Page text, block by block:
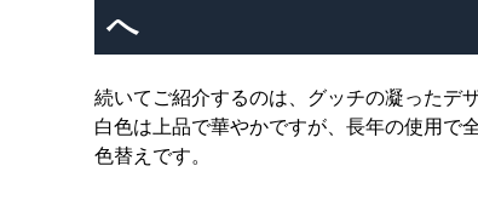
へ
続いてご紹介するのは、グッチの凝ったデ
白色は上品で華やかですが、長年の使用で
色替えです。